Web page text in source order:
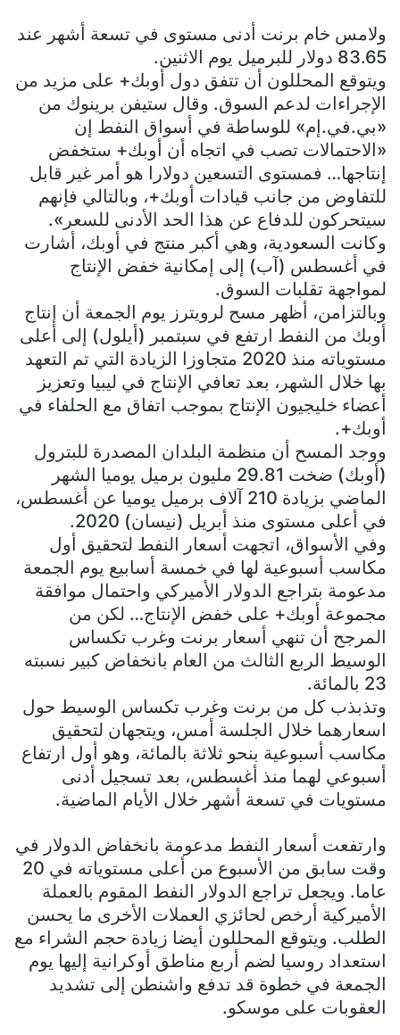
ولامس خام برنت أدنى مستوى في تسعة أشهر عند
83.65 دولار للبرميل يوم الاثنين.
ويتوقع المحللون أن تتفق دول أوبك+ على مزيد من
الإجراءات لدعم السوق. وقال ستيفن برينوك من
«بي.في.إم» للوساطة في أسواق النفط إن
«الاحتمالات تصب في اتجاه أن أوبك+ ستخفض
إنتاجها… فمستوى التسعين دولارا هو أمر غير قابل
للتفاوض من جانب قيادات أوبك+، وبالتالي فإنهم
سيتحركون للدفاع عن هذا الحد الأدنى للسعر».
وكانت السعودية، وهي أكبر منتج في أوبك، أشارت
في أغسطس (آب) إلى إمكانية خفض الإنتاج
لمواجهة تقلبات السوق.
وبالتزامن، أظهر مسح لرويترز يوم الجمعة أن إنتاج
أوبك من النفط ارتفع في سبتمبر (أيلول) إلى أعلى
مستوياته منذ 2020 متجاوزا الزيادة التي تم التعهد
بها خلال الشهر، بعد تعافي الإنتاج في ليبيا وتعزيز
أعضاء خليجيون الإنتاج بموجب اتفاق مع الحلفاء في
أوبك+.
ووجد المسح أن منظمة البلدان المصدرة للبترول
(أوبك) ضخت 29.81 مليون برميل يوميا الشهر
الماضي بزيادة 210 آلاف برميل يوميا عن أغسطس،
في أعلى مستوى منذ أبريل (نيسان) 2020.
وفي الأسواق، اتجهت أسعار النفط لتحقيق أول
مكاسب أسبوعية لها في خمسة أسابيع يوم الجمعة
مدعومة بتراجع الدولار الأميركي واحتمال موافقة
مجموعة أوبك+ على خفض الإنتاج… لكن من
المرجح أن تنهي أسعار برنت وغرب تكساس
الوسيط الربع الثالث من العام بانخفاض كبير نسبته
23 بالمائة.
وتذبذب كل من برنت وغرب تكساس الوسيط حول
اسعارهما خلال الجلسة أمس، ويتجهان لتحقيق
مكاسب أسبوعية بنحو ثلاثة بالمائة، وهو أول ارتفاع
أسبوعي لهما منذ أغسطس، بعد تسجيل أدنى
مستويات في تسعة أشهر خلال الأيام الماضية.
وارتفعت أسعار النفط مدعومة بانخفاض الدولار في
وقت سابق من الأسبوع من أعلى مستوياته في 20
عاما. ويجعل تراجع الدولار النفط المقوم بالعملة
الأميركية أرخص لحائزي العملات الأخرى ما يحسن
الطلب. ويتوقع المحللون أيضا زيادة حجم الشراء مع
استعداد روسيا لضم أربع مناطق أوكرانية إليها يوم
الجمعة في خطوة قد تدفع واشنطن إلى تشديد
العقوبات على موسكو.